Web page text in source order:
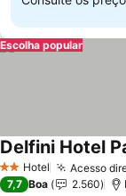
Escolha popular
2 Estrelas
Hotel Acesso
Delfini Hotel
7,7 Boa 2.560